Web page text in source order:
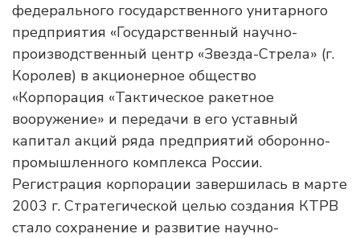
федерального государственного унитарного
предприятия «Государственный научно-
производственный центр «Звезда-Стрела» (г.
Королев) в акционерное общество
«Корпорация «Тактическое ракетное
вооружение» и передачи в его уставный
капитал акций ряда предприятий оборонно-
промышленного комплекса России.
Регистрация корпорации завершилась в марте
2003 г. Стратегической целью создания КТРВ
стало сохранение и развитие научно-